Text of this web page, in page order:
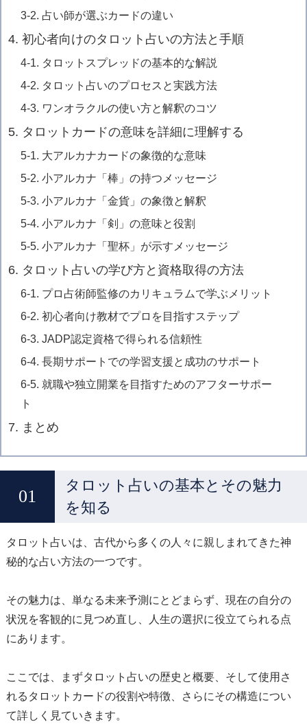
3-2. 占い師が選ぶカードの違い
4. 初心者向けのタロット占いの方法と手順
4-1. タロットスプレッドの基本的な解説
4-2. タロット占いのプロセスと実践方法
4-3. ワンオラクルの使い方と解釈のコツ
5. タロットカードの意味を詳細に理解する
5-1. 大アルカナカードの象徴的な意味
5-2. 小アルカナ「棒」の持つメッセージ
5-3. 小アルカナ「金貨」の象徴と解釈
5-4. 小アルカナ「剣」の意味と役割
5-5. 小アルカナ「聖杯」が示すメッセージ
6. タロット占いの学び方と資格取得の方法
6-1. プロ占術師監修のカリキュラムで学ぶメリット
6-2. 初心者向け教材でプロを目指すステップ
6-3. JADP認定資格で得られる信頼性
6-4. 長期サポートでの学習支援と成功のサポート
6-5. 就職や独立開業を目指すためのアフターサポー
ト
7. まとめ
タロット占いの基本とその魅力
を知る
タロット占いは、古代から多くの人々に親しまれてきた神
秘的な占い方法の一つです。
その魅力は、単なる未来予測にとどまらず、現在の自分の
状況を客観的に見つめ直し、人生の選択に役立てられる点
にあります。
ここでは、まずタロット占いの歴史と概要、そして使用さ
れるタロットカードの役割や特徴、さらにその構造につい
て詳しく見ていきます。